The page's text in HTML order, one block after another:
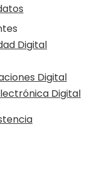
Digital
Digital
Digital